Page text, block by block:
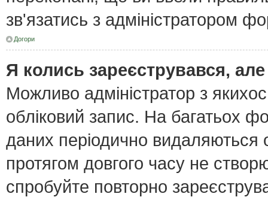
зв'язатись з адміністратором
Догори
Я колись зареєструвався,
Можливо адміністратор з
обліковий запис. На багатьох
даних періодично видаляються
протягом довгого часу не
спробуйте повторно